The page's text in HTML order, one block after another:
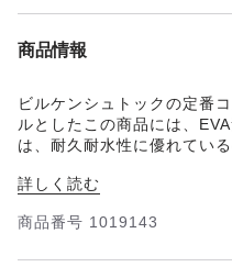
商品情報
ビルケンシュトックの定番
ルとしたこの商品には、
は、耐久耐水性に優れてい
軽量ソールが、ビルケンシ
詳しく読む
商品番号 1019143